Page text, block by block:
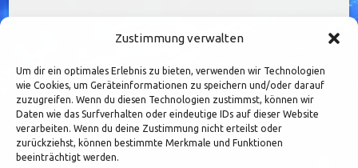
Zustimmung verwalten
Um dir ein optimales Erlebnis zu bieten, verwenden wir Technologien
wie Cookies, um Geräteinformationen zu speichern und/oder darauf
zuzugreifen. Wenn du diesen Technologien zustimmst, können wir
Daten wie das Surfverhalten oder eindeutige IDs auf dieser Website
verarbeiten. Wenn du deine Zustimmung nicht erteilst oder
zurückziehst, können bestimmte Merkmale und Funktionen
beeinträchtigt werden.
Seitennummerierung
Beiträge
Search
for:
ARCHIV